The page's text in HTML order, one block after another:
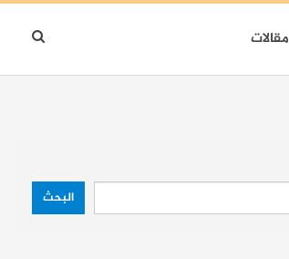
مقالات
البحث